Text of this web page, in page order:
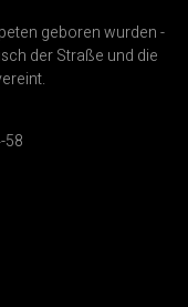
geboren wurden -
der Straße und die